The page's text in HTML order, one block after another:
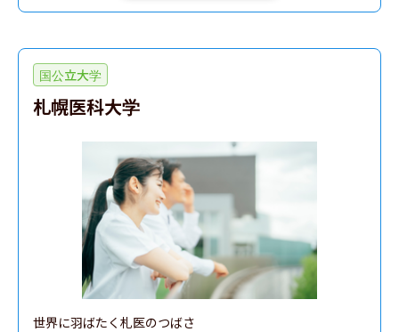
国公立大学
札幌医科大学
世界に羽ばたく札医のつばさ